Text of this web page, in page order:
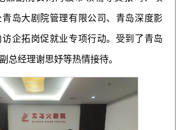
岛大剧院管理有限公司、青岛深度影
企拓岗促就业专项行动。受到了青岛
总经理谢思妤等热情接待。